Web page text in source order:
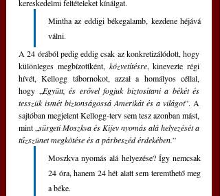
kereskedelmi feltételeket kínálgat.
Mintha az eddigi békegalamb, kezdene héjává
válni.
A 24 órából pedig eddig csak az konkretizálódott, hogy
különleges megbízottként, közvetítésre, kinevezte régi
hívét, Kellogg tábornokot, azzal a homályos céllal,
hogy „ Együtt, és erővel fogjuk biztosítani a békét és
tesszük ismét biztonságossá Amerikát és a világot”. A
sajtóban megjelent Kellogg-terv sem tesz azonban mást,
mint „sürgeti Moszkva és Kijev nyomás alá helyezését a
tűzszünet megkötése és a párbeszéd érdekében.”
Moszkva nyomás alá helyezése? Így nemcsak
24 óra, hanem 24 hét alatt sem teremthető meg
a béke.